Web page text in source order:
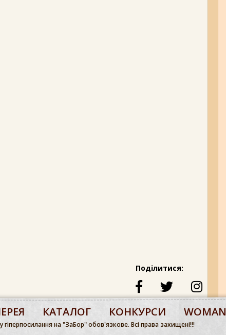
Поділитися:
КАТАЛОГ КОНКУРСИ WOMAN
гіперпосилання на "ЗаБор" обов'язкове. Всі права захищені!!!